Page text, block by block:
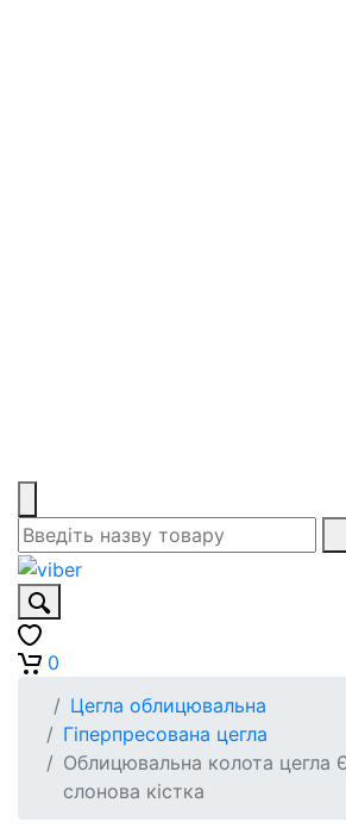
0
Цегла облицювальна
Гіперпресована цегла
Облицювальна колота цегла
слонова кістка